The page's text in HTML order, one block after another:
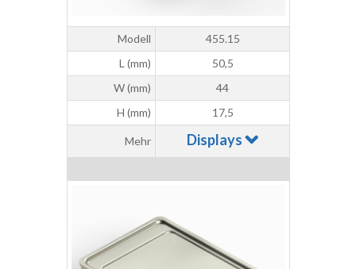
Modell
455.15
L (mm)
50,5
W (mm)
44
H (mm)
17,5
Mehr Displays